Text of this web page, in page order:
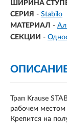
ШИРИНА
СЕРИЯ - Stabilo
МАТЕРИАЛ -
СЕКЦИИ -
Трап Krause
рабочем местом
Крепится на